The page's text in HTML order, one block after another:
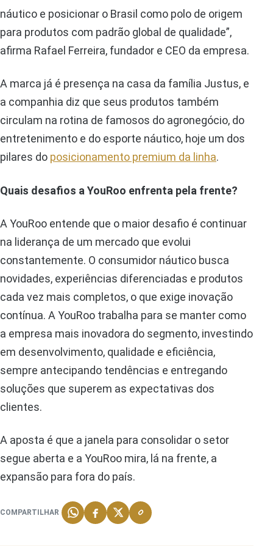
náutico e posicionar o Brasil como polo de origem
para produtos com padrão global de qualidade”,
afirma Rafael Ferreira, fundador e CEO da empresa.
A marca já é presença na casa da família Justus, e
a companhia diz que seus produtos também
circulam na rotina de famosos do agronegócio, do
entretenimento e do esporte náutico, hoje um dos
pilares do posicionamento premium da linha.
Quais desafios a YouRoo enfrenta pela frente?
A YouRoo entende que o maior desafio é continuar
na liderança de um mercado que evolui
constantemente. O consumidor náutico busca
novidades, experiências diferenciadas e produtos
cada vez mais completos, o que exige inovação
contínua. A YouRoo trabalha para se manter como
a empresa mais inovadora do segmento, investindo
em desenvolvimento, qualidade e eficiência,
sempre antecipando tendências e entregando
soluções que superem as expectativas dos
clientes.
A aposta é que a janela para consolidar o setor
segue aberta e a YouRoo mira, lá na frente, a
expansão para fora do país.
COMPARTILHAR